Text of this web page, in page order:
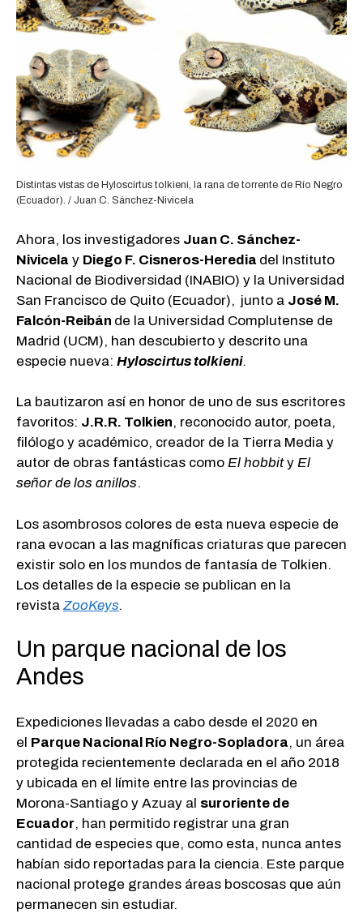
Distintas vistas de Hyloscirtus tolkieni, la rana de torrente de Río Negro
(Ecuador). / Juan C. Sánchez-Nivicela
Ahora, los investigadores Juan C. Sánchez-
Nivicela y Diego F. Cisneros-Heredia del Instituto
Nacional de Biodiversidad (INABIO) y la Universidad
San Francisco de Quito (Ecuador), junto a José M.
Falcón-Reibán de la Universidad Complutense de
Madrid (UCM), han descubierto y descrito una
especie nueva: Hyloscirtus tolkieni.
La bautizaron así en honor de uno de sus escritores
favoritos: J.R.R. Tolkien, reconocido autor, poeta,
filólogo y académico, creador de la Tierra Media y
autor de obras fantásticas como El hobbity El
señor de los anillos.
Los asombrosos colores de esta nueva especie de
rana evocan a las magníficas criaturas que parecen
existir solo en los mundos de fantasía de Tolkien.
Los detalles de la especie se publican en la
revista ZooKeys.
Un parque nacional de los
Andes
Expediciones llevadas a cabo desde el 2020 en
el Parque Nacional Río Negro-Sopladora, un área
protegida recientemente declarada en el año 2018
y ubicada en el límite entre las provincias de
Morona-Santiago y Azuay al suroriente de
Ecuador, han permitido registrar una gran
cantidad de especies que, como esta, nunca antes
habían sido reportadas para la ciencia. Este parque
nacional protege grandes áreas boscosas que aún
permanecen sin estudiar.